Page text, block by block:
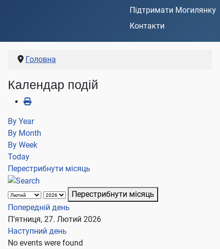
Підтримати Могилянку
Контакти
Головна
Календар подій
By Year
By Month
By Week
Today
Перестрибнути місяць
Перестрибнути місяць
Попередній день
П’ятниця, 27. Лютий 2026
Наступний день
No events were found